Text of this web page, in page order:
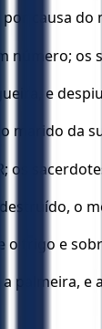
causa
número;
e
marido da
os
o
trigo e
palmeira,